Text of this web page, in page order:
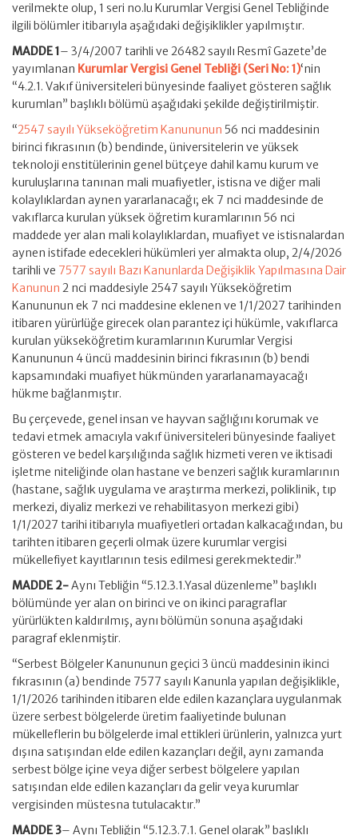
verilmekte olup, 1 seri no.lu Kurumlar Vergisi Genel Tebliğinde
ilgili bölümler itibarıyla aşağıdaki değişiklikler yapılmıştır.
MADDE 1– 3/4/2007 tarihli ve 26482 sayılı Resmî Gazete’de
yayımlanan Kurumlar Vergisi Genel Tebliği (Seri No: 1)‘nin
“4.2.1. Vakıf üniversiteleri bünyesinde faaliyet gösteren sağlık
kurumlan” başlıklı bölümü aşağıdaki şekilde değiştirilmiştir.
“2547 sayılı Yükseköğretim Kanununun 56 nci maddesinin
birinci fıkrasının (b) bendinde, üniversitelerin ve yüksek
teknoloji enstitülerinin genel bütçeye dahil kamu kurum ve
kuruluşlarına tanınan mali muafiyetler, istisna ve diğer mali
kolaylıklardan aynen yararlanacağı; ek 7 nci maddesinde de
vakıflarca kurulan yüksek öğretim kuramlarının 56 nci
maddede yer alan mali kolaylıklardan, muafiyet ve istisnalardan
aynen istifade edecekleri hükümleri yer almakta olup, 2/4/2026
tarihli ve 7577 sayılı Bazı Kanunlarda Değişiklik Yapılmasına Dair
Kanunun 2 nci maddesiyle 2547 sayılı Yükseköğretim
Kanununun ek 7 nci maddesine eklenen ve 1/1/2027 tarihinden
itibaren yürürlüğe girecek olan parantez içi hükümle, vakıflarca
kurulan yükseköğretim kuramlarının Kurumlar Vergisi
Kanununun 4 üncü maddesinin birinci fıkrasının (b) bendi
kapsamındaki muafiyet hükmünden yararlanamayacağı
hükme bağlanmıştır.
Bu çerçevede, genel insan ve hayvan sağlığını korumak ve
tedavi etmek amacıyla vakıf üniversiteleri bünyesinde faaliyet
gösteren ve bedel karşılığında sağlık hizmeti veren ve iktisadi
işletme niteliğinde olan hastane ve benzeri sağlık kuramlarının
(hastane, sağlık uygulama ve araştırma merkezi, poliklinik, tıp
merkezi, diyaliz merkezi ve rehabilitasyon merkezi gibi)
1/1/2027 tarihi itibarıyla muafiyetleri ortadan kalkacağından, bu
tarihten itibaren geçerli olmak üzere kurumlar vergisi
mükellefiyet kayıtlarının tesis edilmesi gerekmektedir.”
MADDE 2-Aynı Tebliğin “5.12.3.1.Yasal düzenleme” başlıklı
bölümünde yer alan on birinci ve on ikinci paragraflar
yürürlükten kaldırılmış, aynı bölümün sonuna aşağıdaki
paragraf eklenmiştir.
“Serbest Bölgeler Kanununun geçici 3 üncü maddesinin ikinci
fıkrasının (a) bendinde 7577 sayılı Kanunla yapılan değişiklikle,
1/1/2026 tarihinden itibaren elde edilen kazançlara uygulanmak
üzere serbest bölgelerde üretim faaliyetinde bulunan
mükelleflerin bu bölgelerde imal ettikleri ürünlerin, yalnızca yurt
dışına satışından elde edilen kazançları değil, aynı zamanda
serbest bölge içine veya diğer serbest bölgelere yapılan
satışından elde edilen kazançları da gelir veya kurumlar
vergisinden müstesna tutulacaktır.”
MADDE 3– Aynı Tebliğin “5.12.3.7.1. Genel olarak” başlıklı